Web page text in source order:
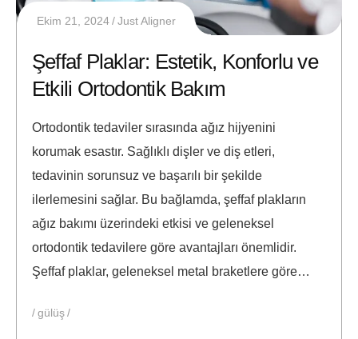
Ekim 21, 2024 Just Aligner
Şeffaf Plaklar: Estetik, Konforlu ve
Etkili Ortodontik Bakım
Ortodontik tedaviler sırasında ağız hijyenini
korumak esastır. Sağlıklı dişler ve diş etleri,
tedavinin sorunsuz ve başarılı bir şekilde
ilerlemesini sağlar. Bu bağlamda, şeffaf plakların
ağız bakımı üzerindeki etkisi ve geleneksel
ortodontik tedavilere göre avantajları önemlidir.
Şeffaf plaklar, geleneksel metal braketlere göre…
gülüş